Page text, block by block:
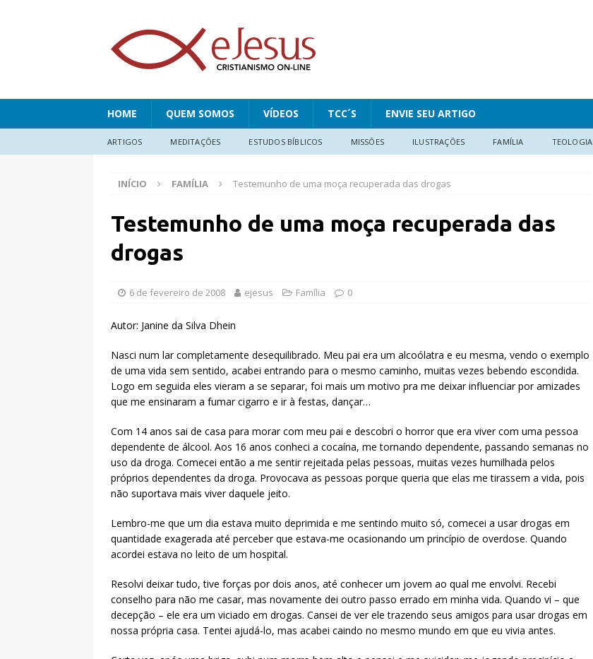
HOME QUEM SOMOS VÍDEOS TCC´S ENVIE SEU ARTIGO
ARTIGOS MEDITAÇÕES ESTUDOS BÍBLICOS MISSÕES ILUSTRAÇÕES FAMÍLIA TEOLOGIA
INÍCIO FAMÍLIA Testemunho de uma moça recuperada das drogas
Testemunho de uma moça recuperada das
drogas
6 de fevereiro de 2008 ejesus Família 0
Autor: Janine da Silva Dhein
Nasci num lar completamente desequilibrado. Meu pai era um alcoólatra e eu mesma, vendo o exemplo
de uma vida sem sentido, acabei entrando para o mesmo caminho, muitas vezes bebendo escondida.
Logo em seguida eles vieram a se separar, foi mais um motivo pra me deixar influenciar por amizades
que me ensinaram a fumar cigarro e ir à festas, dançar…
Com 14 anos sai de casa para morar com meu pai e descobri o horror que era viver com uma pessoa
dependente de álcool. Aos 16 anos conheci a cocaína, me tornando dependente, passando semanas no
uso da droga. Comecei então a me sentir rejeitada pelas pessoas, muitas vezes humilhada pelos
próprios dependentes da droga. Provocava as pessoas porque queria que elas me tirassem a vida, pois
não suportava mais viver daquele jeito.
Lembro-me que um dia estava muito deprimida e me sentindo muito só, comecei a usar drogas em
quantidade exagerada até perceber que estava-me ocasionando um princípio de overdose. Quando
acordei estava no leito de um hospital.
Resolvi deixar tudo, tive forças por dois anos, até conhecer um jovem ao qual me envolvi. Recebi
conselho para não me casar, mas novamente dei outro passo errado em minha vida. Quando vi – que
decepção – ele era um viciado em drogas. Cansei de ver ele trazendo seus amigos para usar drogas em
nossa própria casa. Tentei ajudá-lo, mas acabei caindo no mesmo mundo em que eu vivia antes.